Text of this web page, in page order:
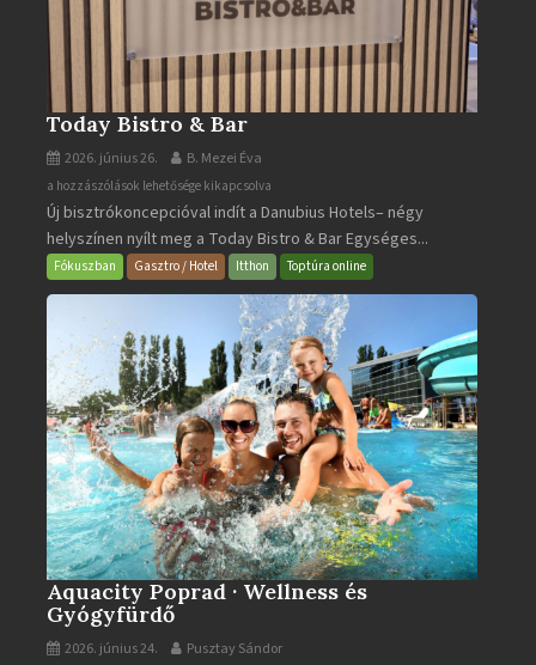
Today Bistro & Bar
2026. június 26. B. Mezei Éva
Today
Bistro
&
Bar
bejegyzéshez
a hozzászólások lehetősége kikapcsolva
Új bisztrókoncepcióval indít a Danubius Hotels– négy
helyszínen nyílt meg a Today Bistro & Bar Egységes...
Fókuszban Gasztro / Hotel Itthon Toptúra online
Aquacity Poprad · Wellness és
Gyógyfürdő
2026. június 24. Pusztay Sándor